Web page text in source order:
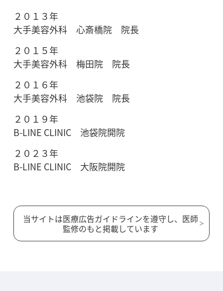
２０１３年
大手美容外科 心斎橋院 院長
２０１５年
大手美容外科 梅田院 院長
２０１６年
大手美容外科 池袋院 院長
２０１９年
B-LINE CLINIC 池袋院開院
２０２３年
B-LINE CLINIC 大阪院開院
当サイトは医療広告ガイドラインを遵守し、医師
監修のもと掲載しています